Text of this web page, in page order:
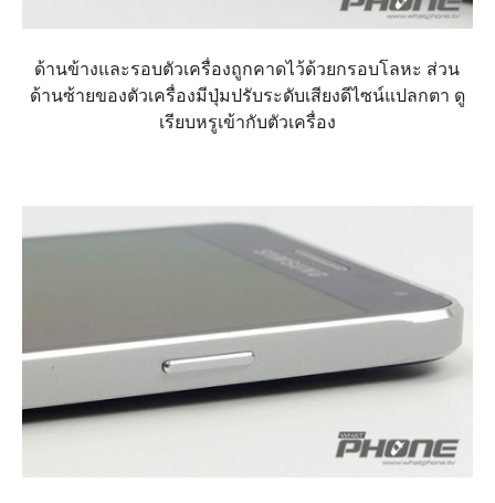
ด้านข้างและรอบตัวเครื่องถูกคาดไว้ด้วยกรอบโลหะ ส่วน
ด้านซ้ายของตัวเครื่องมีปุ่มปรับระดับเสียงดีไซน์แปลกตา ดู
เรียบหรูเข้ากับตัวเครื่อง